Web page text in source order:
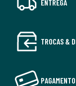
ENTREGA
TROCAS &